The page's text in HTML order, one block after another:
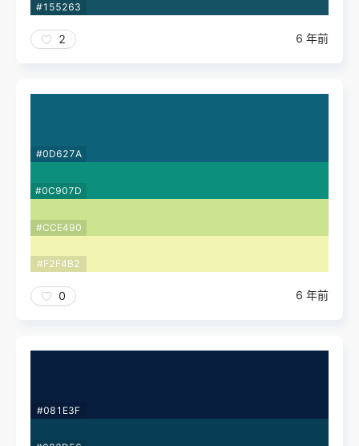
#155263
2 6 年前
#0D627A
#0C907D
#CCE490
#F2F4B2
0 6 年前
#081E3F